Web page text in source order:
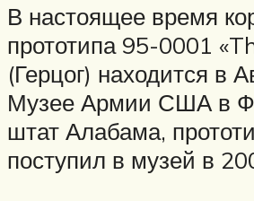
В настоящее время
прототипа 95-0001
(Герцог) находится в
Музее Армии США в
штат Алабама,
поступил в музей в